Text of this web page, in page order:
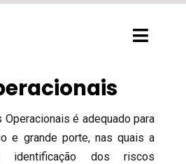
é adequado para
e grande porte, nas quais a
identificação dos riscos